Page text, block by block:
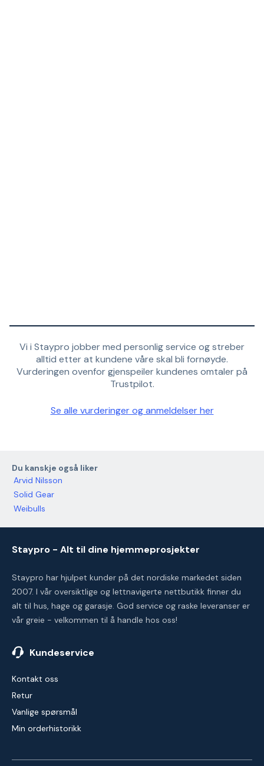
Vi i Staypro jobber med personlig service og streber
alltid etter at kundene våre skal bli fornøyde.
Vurderingen ovenfor gjenspeiler kundenes omtaler på
Trustpilot.
Se alle vurderinger og anmeldelser her
Du kanskje også liker
Arvid Nilsson
Solid Gear
Weibulls
Staypro - Alt til dine hjemmeprosjekter
Staypro har hjulpet kunder på det nordiske markedet siden
2007. I vår oversiktlige og lettnavigerte nettbutikk finner du
alt til hus, hage og garasje. God service og raske leveranser er
vår greie - velkommen til å handle hos oss!
Kundeservice
Kontakt oss
Retur
Vanlige spørsmål
Min orderhistorikk